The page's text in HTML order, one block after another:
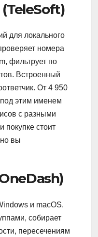
для локального
номера
фильтрует по
Встроенный
От 4 950
этим именем
с разными
покупке стоит
вы
и macOS.
собирает
пересечениям